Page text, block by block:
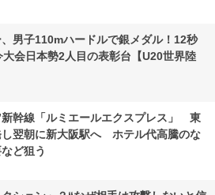
男子110mハードルで銀メダル！12秒
会日本勢2人目の表彰台【U20世界陸
新幹線「ルミエールエクスプレス」 東
し翌朝に新大阪駅へ ホテル代高騰のな
ど狙う